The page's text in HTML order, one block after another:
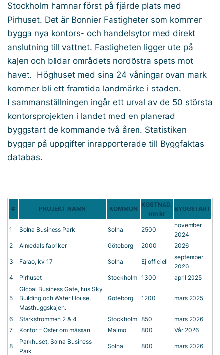
Stockholm hamnar först på fjärde plats med
Pirhuset. Det är Bonnier Fastigheter som kommer
bygga nya kontors- och handelsytor med direkt
anslutning till vattnet. Fastigheten ligger ute på
kajen och bildar områdets nordöstra spets mot
havet. Höghuset med sina 24 våningar ovan mark
kommer bli ett framtida landmärke i staden.
I sammanställningen ingår ett urval av de 50 största
kontorsprojekten i landet med en planerad
byggstart de kommande två åren. Statistiken
bygger på uppgifter inrapporterade till Byggfaktas
databas.
# PROJEKT NAMN KOMMUN
KOSTNAD,
mn kr
BYGGSTART
1 Solna Business Park Solna 2500
november
2024
2
Almedals fabriker Göteborg 2000 2026
3 Farao, kv 17 Solna Ej officiell
september
2026
4
Pirhuset Stockholm 1300 april 2025
5
Global Business Gate, hus Sky
Building och Water House,
Masthuggskajen.
Göteborg 1200 mars 2025
6 Starkströmmen 2 & 4 Stockholm 850
mars 2026
7
Kontor – Öster om mässan Malmö 800 Vår 2026
8
Parkhuset, Solna Business
Park
Solna 800 mars 2026